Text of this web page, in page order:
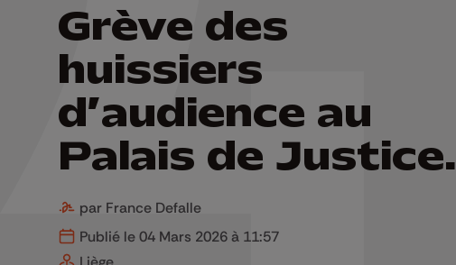
Grève des
huissiers
d’audience au
Palais de Justice.
par France Defalle
Publié le 04 Mars 2026 à 11:57
Liège